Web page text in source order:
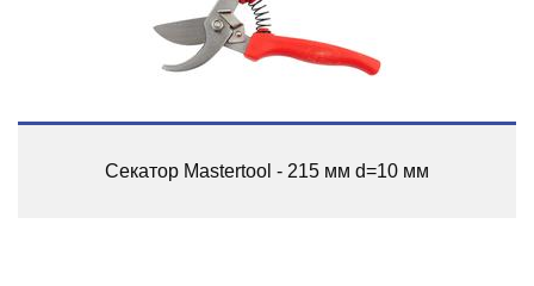
Секатор Mastertool - 215 мм d=10 мм